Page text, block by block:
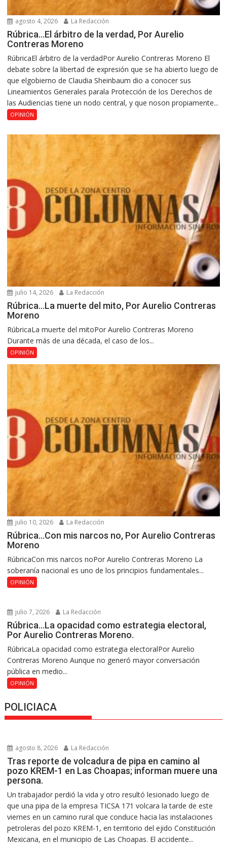
agosto 4, 2026 La Redacción
Rúbrica…El árbitro de la verdad, Por Aurelio
Contreras Moreno
RúbricaEl árbitro de la verdadPor Aurelio Contreras Moreno El
debate sobre la libertad de expresión que se ha abierto luego de
que elgobierno de Claudia Sheinbaum dio a conocer sus
Lineamientos Generales parala Protección de los Derechos de
las Audiencias tiene un nodo central, y que noson propiamente...
OPINIÓN
julio 14, 2026 La Redacción
Rúbrica…La muerte del mito, Por Aurelio Contreras
Moreno
RúbricaLa muerte del mitoPor Aurelio Contreras Moreno
Durante más de una década, el caso de los...
OPINIÓN
julio 10, 2026 La Redacción
Rúbrica…Con mis narcos no, Por Aurelio Contreras
Moreno
RúbricaCon mis narcos noPor Aurelio Contreras Moreno La
soberanía nacional es uno de los principios fundamentales...
OPINIÓN
julio 7, 2026 La Redacción
Rúbrica…La opacidad como estrategia electoral,
Por Aurelio Contreras Moreno.
RúbricaLa opacidad como estrategia electoralPor Aurelio
Contreras Moreno Aunque no generó mayor conversación
pública en medio...
OPINIÓN
POLICIACA
agosto 8, 2026 La Redacción
Tras reporte de volcadura de pipa en camino al
pozo KREM-1 en Las Choapas; informan muere una
persona.
Un trabajador perdió la vida y otro resultó lesionado luego de
que una pipa de la empresa TICSA 171 volcara la tarde de este
viernes en un camino rural que conduce hacia las instalaciones
petroleras del pozo KREM-1, en territorio del ejido Constitución
Mexicana, en el municipio de Las Choapas. El accidente...